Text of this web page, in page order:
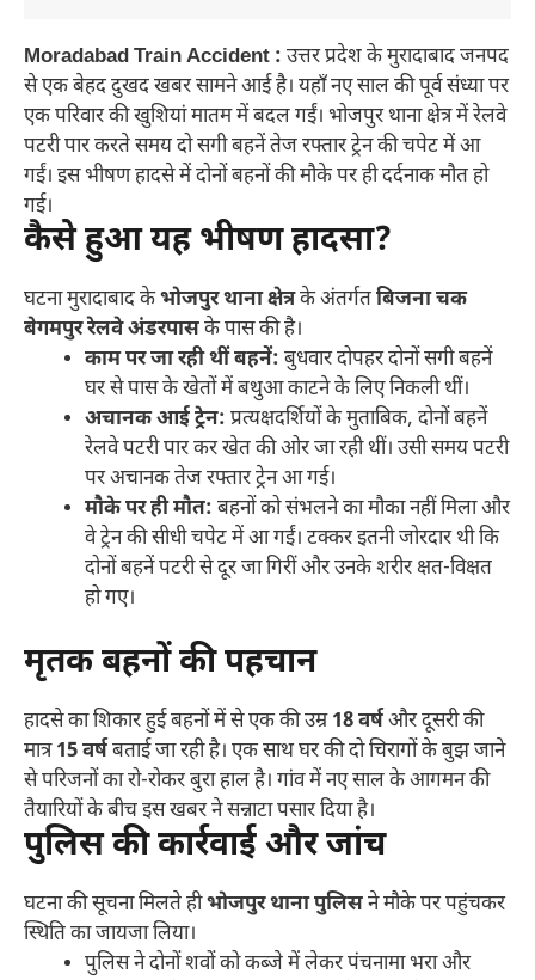
Moradabad Train Accident : उत्तर प्रदेश के मुरादाबाद जनपद
से एक बेहद दुखद खबर सामने आई है। यहाँ नए साल की पूर्व संध्या पर
एक परिवार की खुशियां मातम में बदल गईं। भोजपुर थाना क्षेत्र में रेलवे
पटरी पार करते समय दो सगी बहनें तेज रफ्तार ट्रेन की चपेट में आ
गईं। इस भीषण हादसे में दोनों बहनों की मौके पर ही दर्दनाक मौत हो
गई।
कैसे हुआ यह भीषण हादसा?
घटना मुरादाबाद केभोजपुर थाना क्षेत्रके अंतर्गतबिजना चक
बेगमपुर रेलवे अंडरपासके पास की है।
काम पर जा रही थीं बहनें: बुधवार दोपहर दोनों सगी बहनें
घर से पास के खेतों में बथुआ काटने के लिए निकली थीं।
अचानक आई ट्रेन: प्रत्यक्षदर्शियों के मुताबिक, दोनों बहनें
रेलवे पटरी पार कर खेत की ओर जा रही थीं। उसी समय पटरी
पर अचानक तेज रफ्तार ट्रेन आ गई।
मौके पर ही मौत: बहनों को संभलने का मौका नहीं मिला और
वे ट्रेन की सीधी चपेट में आ गईं। टक्कर इतनी जोरदार थी कि
दोनों बहनें पटरी से दूर जा गिरीं और उनके शरीर क्षत-विक्षत
हो गए।
मृतक बहनों की पहचान
हादसे का शिकार हुई बहनों में से एक की उम्र18 वर्षऔर दूसरी की
मात्र15 वर्षबताई जा रही है। एक साथ घर की दो चिरागों के बुझ जाने
से परिजनों का रो-रोकर बुरा हाल है। गांव में नए साल के आगमन की
तैयारियों के बीच इस खबर ने सन्नाटा पसार दिया है।
पुलिस की कार्रवाई और जांच
घटना की सूचना मिलते हीभोजपुर थाना पुलिसने मौके पर पहुंचकर
स्थिति का जायजा लिया।
पुलिस ने दोनों शवों को कब्जे में लेकर पंचनामा भरा और